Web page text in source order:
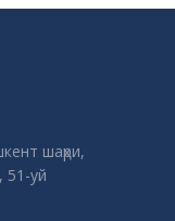
шаҳри,
51-уй